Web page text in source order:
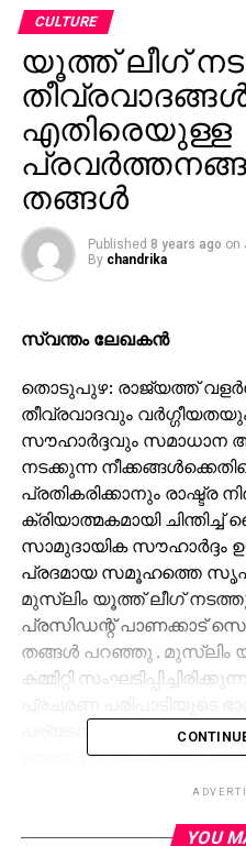
CULTURE
യൂത്ത് ലീഗ്
എതിരെയുള്ള
തങ്ങള്‍
Published 8 years ago on
By chandrika
സ്വന്തം ലേഖകന്‍
തൊടുപുഴ: രാജ്യത്ത്
തീവ്രവാദവും
സൗഹാര്‍ദ്ദവും സമാധാന
നടക്കുന്ന
പ്രതികരിക്കാനും രാഷ്ട്ര
ക്രിയാത്മകമായി
സാമുദായിക സൗഹാര്‍ദ്ദം
പ്രദമായ സമൂഹത്തെ
മുസ്‌ലിം യൂത്ത് ലീഗ്
പ്രസിഡന്റ് പാണക്കാട്
തങ്ങള്‍ പറഞ്ഞു . മുസ്‌ലിം
കമ്മിറ്റി
പര്യടനം ഉദ്ഘാടനം
തൊടുപുഴയിലെത്തിയ
ധ്രുവീകരണം നടത്തുവാന്‍
YOU